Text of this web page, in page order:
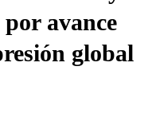
por avance
global